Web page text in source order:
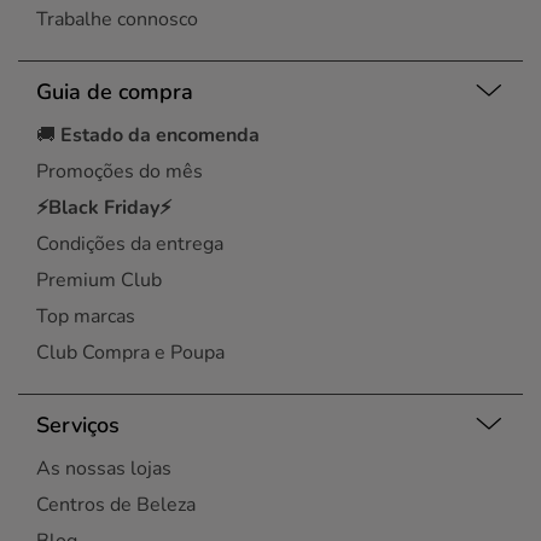
Trabalhe connosco
Guia de compra
🚚 Estado da encomenda
Promoções do mês
⚡Black Friday⚡
Condições da entrega
Premium Club
Top marcas
Club Compra e Poupa
Serviços
As nossas lojas
Centros de Beleza